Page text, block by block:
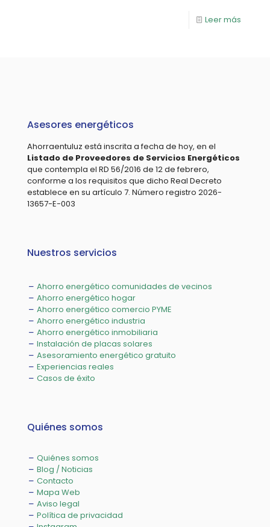
Leer más
Asesores energéticos
Ahorraentuluz está inscrita a fecha de hoy, en el
Listado de Proveedores de Servicios Energéticos
que contempla el RD 56/2016 de 12 de febrero,
conforme a los requisitos que dicho Real Decreto
establece en su artículo 7. Número registro 2026-
13657-E-003
Nuestros servicios
Ahorro energético comunidades de vecinos
Ahorro energético hogar
Ahorro energético comercio PYME
Ahorro energético industria
Ahorro energético inmobiliaria
Instalación de placas solares
Asesoramiento energético gratuito
Experiencias reales
Casos de éxito
Quiénes somos
Quiénes somos
Blog / Noticias
Contacto
Mapa Web
Aviso legal
Política de privacidad